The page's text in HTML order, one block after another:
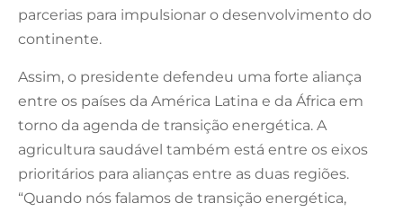
parcerias para impulsionar o desenvolvimento do
continente.
Assim, o presidente defendeu uma forte aliança
entre os países da América Latina e da África em
torno da agenda de transição energética. A
agricultura saudável também está entre os eixos
prioritários para alianças entre as duas regiões.
“Quando nós falamos de transição energética,